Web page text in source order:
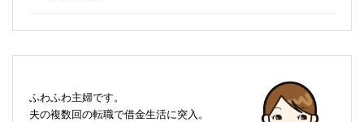
ふわふわ主婦です。
夫の複数回の転職で借金生活に突入。